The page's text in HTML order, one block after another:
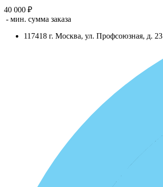
40 000 ₽
- мин. сумма заказа
117418 г. Москва, ул. Профсоюзная, д. 23